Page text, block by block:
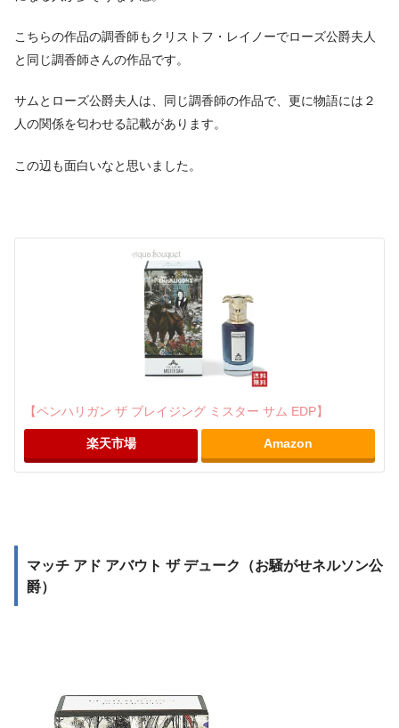
こちらの作品の調香師もクリストフ・レイノーでローズ公爵夫人
と同じ調香師さんの作品です。
サムとローズ公爵夫人は、同じ調香師の作品で、更に物語には２
人の関係を匂わせる記載があります。
この辺も面白いなと思いました。
【ペンハリガン ザ ブレイジング ミスター サム EDP】
楽天市場 Amazon
マッチ アド アバウト ザ デューク（お騒がせネルソン公
爵）